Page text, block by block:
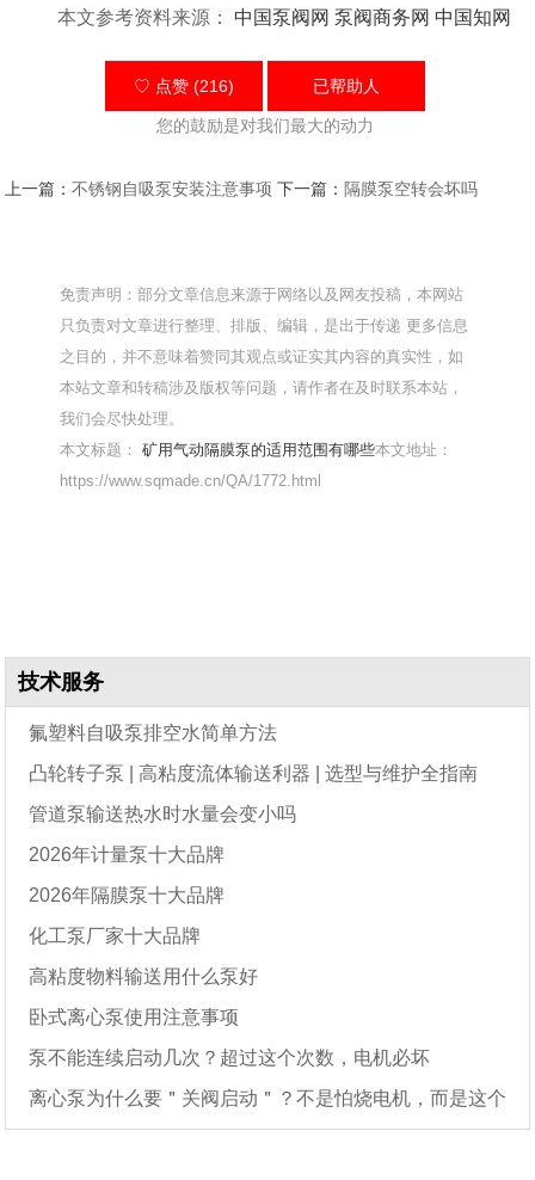
本文参考资料来源： 中国泵阀网 泵阀商务网 中国知网
♡ 点赞 (216) 已帮助人
您的鼓励是对我们最大的动力
上一篇：不锈钢自吸泵安装注意事项 下一篇： 隔膜泵空转会坏吗
免责声明：部分文章信息来源于网络以及网友投稿，本网站
只负责对文章进行整理、排版、编辑，是出于传递 更多信息
之目的，并不意味着赞同其观点或证实其内容的真实性，如
本站文章和转稿涉及版权等问题，请作者在及时联系本站，
我们会尽快处理。
本文标题：矿用气动隔膜泵的适用范围有哪些本文地址：
https://www.sqmade.cn/QA/1772.html
技术服务
氟塑料自吸泵排空水简单方法
凸轮转子泵 | 高粘度流体输送利器 | 选型与维护全指南
管道泵输送热水时水量会变小吗
2026年计量泵十大品牌
2026年隔膜泵十大品牌
化工泵厂家十大品牌
高粘度物料输送用什么泵好
卧式离心泵使用注意事项
泵不能连续启动几次？超过这个次数，电机必坏
离心泵为什么要＂关阀启动＂？不是怕烧电机，而是这个